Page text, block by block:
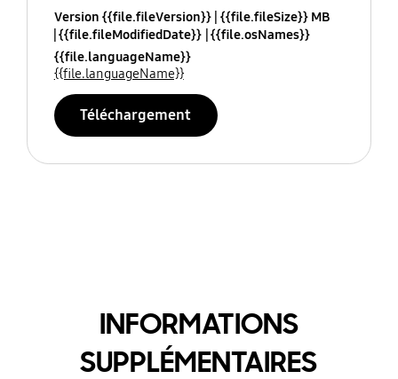
Version {{file.fileVersion}} {{file.fileSize}} MB
{{file.fileModifiedDate}} {{file.osNames}}
{{file.languageName}}
{{file.languageName}}
Téléchargement
INFORMATIONS
SUPPLÉMENTAIRES